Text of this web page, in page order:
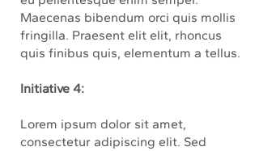
Maecenas bibendum orci quis mollis
fringilla. Praesent elit elit, rhoncus
quis finibus quis, elementum a tellus.
Initiative 4:
Lorem ipsum dolor sit amet,
consectetur adipiscing elit. Sed